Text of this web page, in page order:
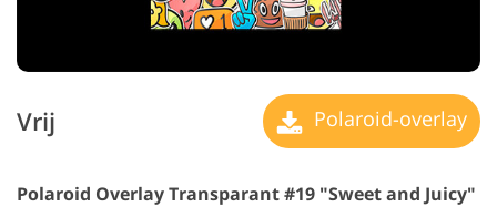
Vrij Polaroid-overlay
Polaroid Overlay Transparant #19 "Sweet and Juicy"